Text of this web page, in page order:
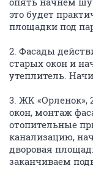
это будет
площадки под
2. Фасады
старых окон и
утеплитель.
3. ЖК «Орленок»,
окон, монтаж
отопительные
канализацию,
дворовая
заканчиваем